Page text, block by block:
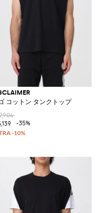
コットン タンクトップ
-35%